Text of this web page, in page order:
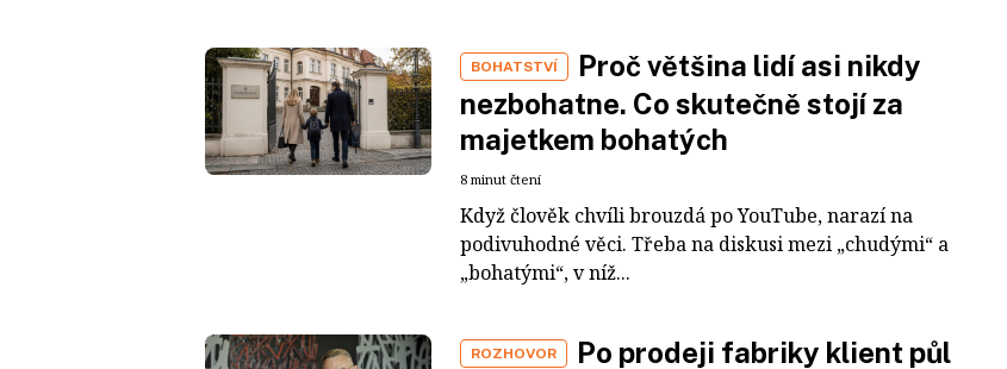
BOHATSTVÍ
Proč většina lidí asi nikdy
nezbohatne. Co skutečně stojí za
majetkem bohatých
8 minut čtení
Když člověk chvíli brouzdá po YouTube, narazí na
podivuhodné věci. Třeba na diskusi mezi „chudými“ a
„bohatými“, v níž...
ROZHOVOR
Po prodeji fabriky klient půl